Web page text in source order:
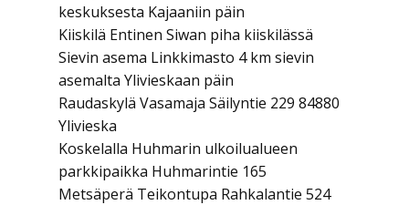
keskuksesta Kajaaniin päin
Kiiskilä Entinen Siwan piha kiiskilässä
Sievin asema Linkkimasto 4 km sievin
asemalta Ylivieskaan päin
Raudaskylä Vasamaja Säilyntie 229 84880
Ylivieska
Koskelalla Huhmarin ulkoilualueen
parkkipaikka Huhmarintie 165
Metsäperä Teikontupa Rahkalantie 524